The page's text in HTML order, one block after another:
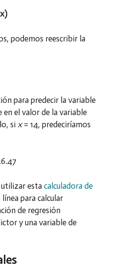
podemos reescribir la
para predecir la variable
en el valor de la variable
si x= 14, predeciríamos
utilizar esta calculadora de
línea para calcular
de regresión
y una variable de